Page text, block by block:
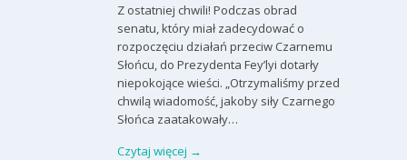
Z ostatniej chwili! Podczas obrad
senatu, który miał zadecydować o
rozpoczęciu działań przeciw Czarnemu
Słońcu, do Prezydenta Fey’lyi dotarły
niepokojące wieści. „Otrzymaliśmy przed
chwilą wiadomość, jakoby siły Czarnego
Słońca zaatakowały…
Czytaj więcej →